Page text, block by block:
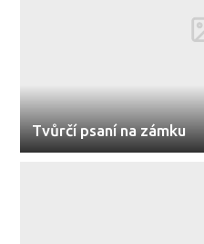
Tvůrčí psaní na zámku